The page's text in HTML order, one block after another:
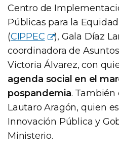
Centro de
Públicas para la
(CIPPEC
), Gala Díaz
coordinadora de
Victoria Álvarez, con
agenda social en el
pospandemia. También
Lautaro Aragón, quien
Innovación Pública y
Ministerio.